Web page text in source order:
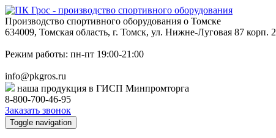
Производство спортивного оборудования о Томске
634009, Томская область, г. Томск, ул. Нижне-Луговая 87 корп. 2
Режим работы: пн-пт 19:00-21:00
info@pkgros.ru
наша продукция в ГИСП Минпромторга
8-800-700-46-95
Заказать звонок
Toggle navigation